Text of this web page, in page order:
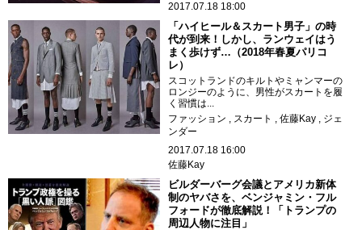
2017.07.18 18:00
「ハイヒール＆スカート男子」の時
代が到来！しかし、ランウェイはう
まく歩けず…（2018年春夏パリコ
レ）
スコットランドのキルトやミャンマーの
ロンジーのように、男性がスカートを履
く習慣は...
ファッション
スカート 佐藤Kay
ジェ
ンダー
2017.07.18 16:00
佐藤Kay
ビルダーバーグ会議とアメリカ新体
制のヤバさを、ベンジャミン・フル
フォードが徹底解説！「トランプの
周辺人物に注目」